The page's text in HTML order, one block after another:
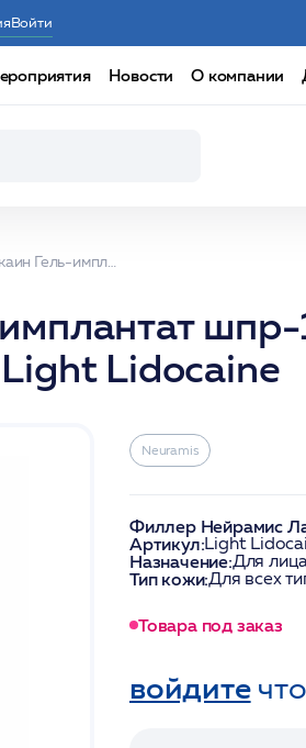
Войти
Новости О компании
шпр-
Lidocaine
Neuramis
Филлер Нейрамис
Артикул:Light
Назначение:Для
Тип кожи:Для всех
Товара под заказ
войдите